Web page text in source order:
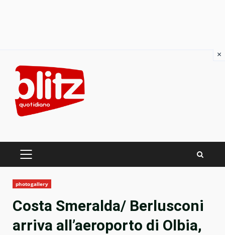
content
PRIMARY
photogallery
Costa Smeralda/ Berlusconi
arriva all’aeroporto di Olbia,
×